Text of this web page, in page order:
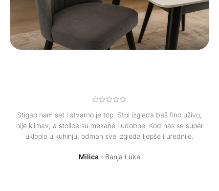
Stigao nam set i stvarno je top. Stol izgleda baš fino uživo,
nije klimav, a stolice su mekane i udobne. Kod nas se super
uklopio u kuhinju, odmah sve izgleda ljepše i urednije.
Milica Banja Luka